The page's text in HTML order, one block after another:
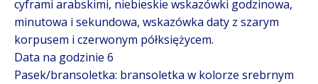
cyframi arabskimi, niebieskie wskazówki godzinowa,
minutowa i sekundowa, wskazówka daty z szarym
korpusem i czerwonym półksiężycem.
Data na godzinie 6
Pasek/bransoletka: bransoletka w kolorze srebrnym